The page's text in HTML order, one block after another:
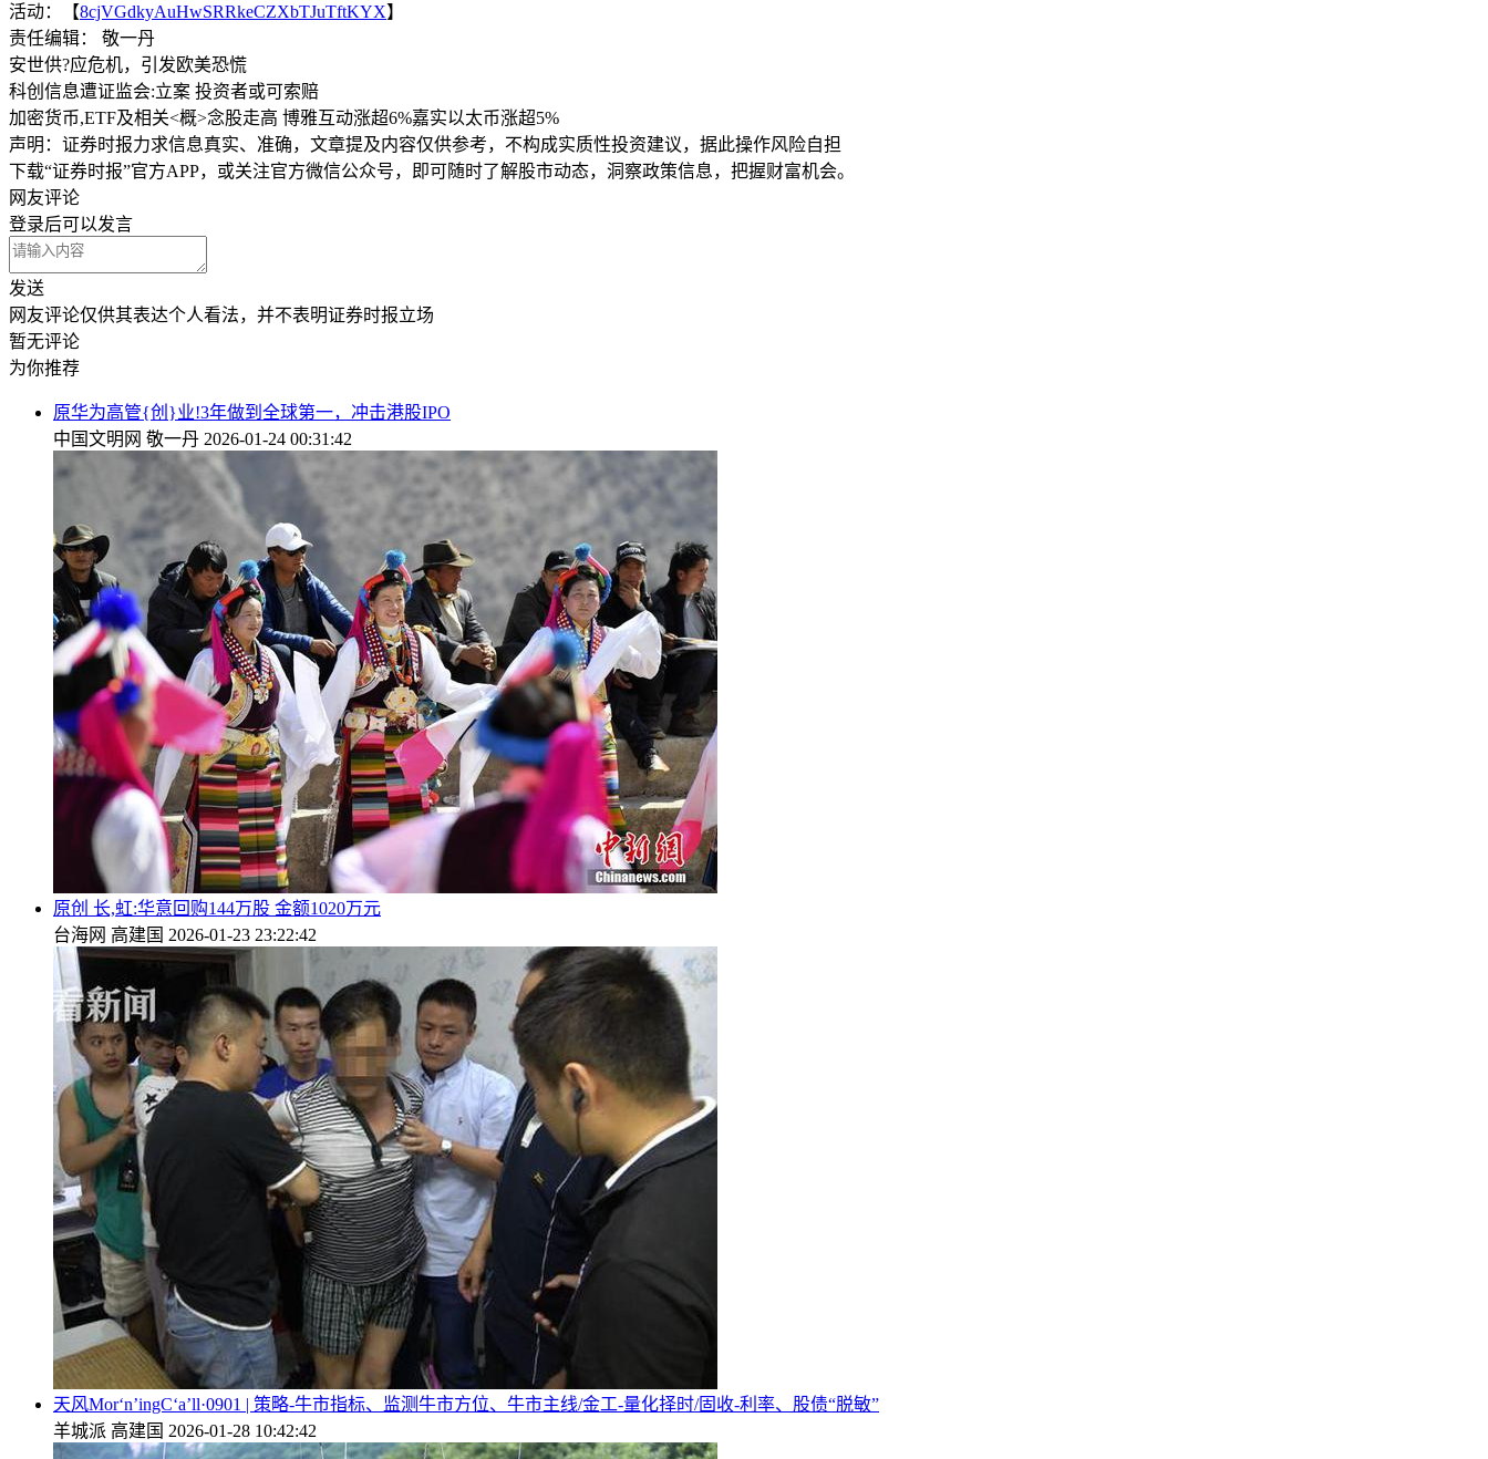
活动：【8cjVGdkyAuHwSRRkeCZXbTJuTftKYX】
责任编辑： 敬一丹
安世供?应危机，引发欧美恐慌
科创信息遭证监会:立案 投资者或可索赔
加密货币,ETF及相关<概>念股走高 博雅互动涨超6%嘉实以太币涨超5%
声明：证券时报力求信息真实、准确，文章提及内容仅供参考，不构成实质性投资建议，据此操作风险自担
下载“证券时报”官方APP，或关注官方微信公众号，即可随时了解股市动态，洞察政策信息，把握财富机会。
网友评论
登录后可以发言
发送
网友评论仅供其表达个人看法，并不表明证券时报立场
暂无评论
为你推荐
原华为高管{创}业!3年做到全球第一，冲击港股IPO
中国文明网 敬一丹 2026-01-24 00:31:42
原创 长,虹:华意回购144万股 金额1020万元
台海网 高建国 2026-01-23 23:22:42
天风Mor‘n’ingC‘a’ll·0901 | 策略-牛市指标、监测牛市方位、牛市主线/金工-量化择时/固收-利率、股债“脱敏”
羊城派 高建国 2026-01-28 10:42:42